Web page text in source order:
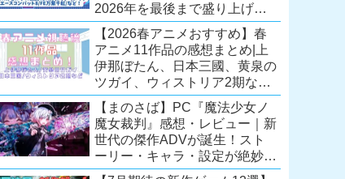
2026年を最後まで盛り上げ
る！【Switch2/PS5/Xbox/PC】
【2026春アニメおすすめ】春
アニメ11作品の感想まとめ|上
伊那ぼたん、日本三國、黄泉の
ツガイ、ウィストリア2期な
ど……レベルの高い作品が多
い！？
【まのさば】PC『魔法少女ノ
魔女裁判』感想・レビュー｜新
世代の傑作ADVが誕生！スト
ーリー・キャラ・設定が絶妙に
絡み合う、命懸けの議論ミステ